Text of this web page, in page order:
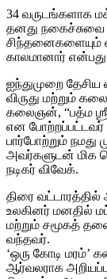
34 வருடங்களாக
தனது நகைச்சுவை
சிந்தனைகளையும்
காலமானார்
ஐந்துமுறை தேசிய
விருது மற்றும்
கலைஞன், “பத்ம
என போற்றப்பட்டவர்
பார்போற்றும்
அவர்களுடன் மிக
நடிகர் விவேக்.
திரை
உலகினர் மனதில்
மற்றும் சமூகத்
வந்தவர்.
‘ஒரு கோடி மரம்’
ஆர்வலராக